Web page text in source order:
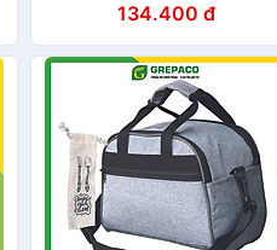
nhiệt 5 ngăn-HH156
134.400 đ